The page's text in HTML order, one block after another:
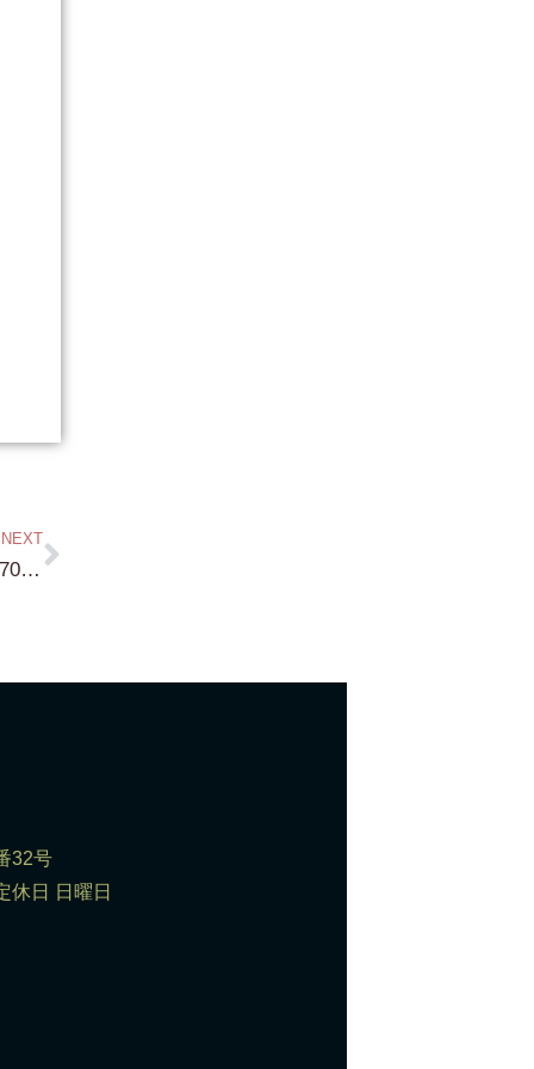
NEXT
またまた出ました！蓬莱 琵琶湖浜付き 約670坪 蓬莱駅から徒歩6分の立地です！勿論、建物建設可能！形の良い！土地です！
32号
日 日曜日